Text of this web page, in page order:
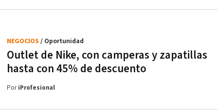
Outlet de Nike, con camperas y zapatillas
hasta con 45% de descuento
NEGOCIOS / Oportunidad
PoriProfesional